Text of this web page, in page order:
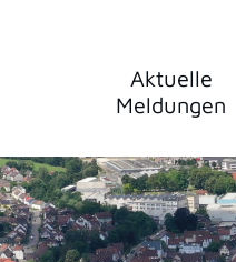
Aktuelle
Meldungen